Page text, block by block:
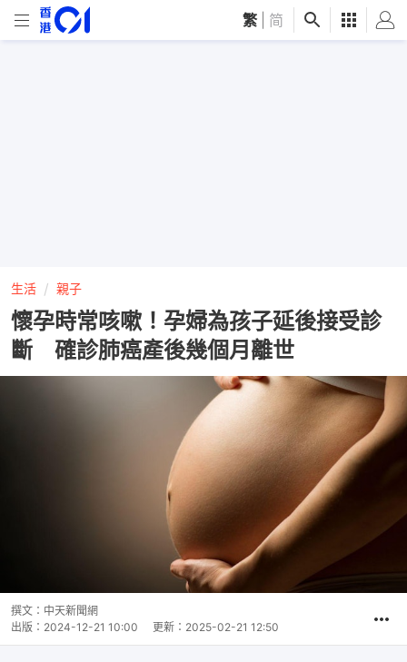
繁 简
生活 親子
懷孕時常咳嗽！孕婦為孩子延後接受診
斷 確診肺癌產後幾個月離世
撰文： 中天新聞網
出版： 2024-12-21 10:00 更新： 2025-02-21 12:50